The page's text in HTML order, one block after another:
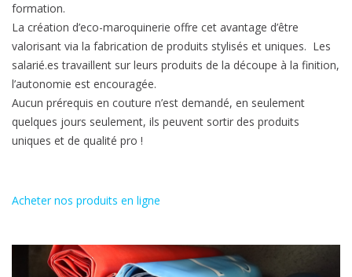
formation.
La création d’eco-maroquinerie offre cet avantage d’être
valorisant via la fabrication de produits stylisés et uniques. Les
salarié.es travaillent sur leurs produits de la découpe à la finition,
l’autonomie est encouragée.
Aucun prérequis en couture n’est demandé, en seulement
quelques jours seulement, ils peuvent sortir des produits
uniques et de qualité pro !
Acheter nos produits en ligne